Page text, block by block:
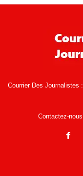
Courrier Des Journalistes
Contactez-